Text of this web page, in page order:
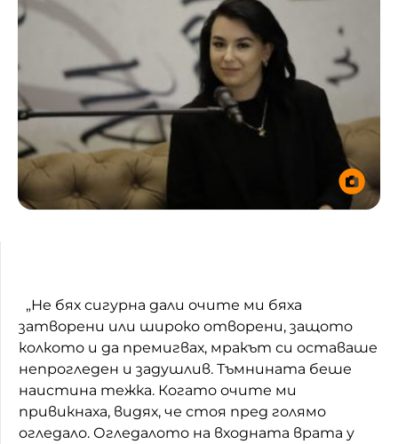
„Не бях сигурна дали очите ми бяха
затворени или широко отворени, защото
колкото и да премигвах, мракът си оставаше
непрогледен и задушлив. Тъмнината беше
наистина тежка. Когато очите ми
привикнаха, видях, че стоя пред голямо
огледало. Огледалото на входната врата у